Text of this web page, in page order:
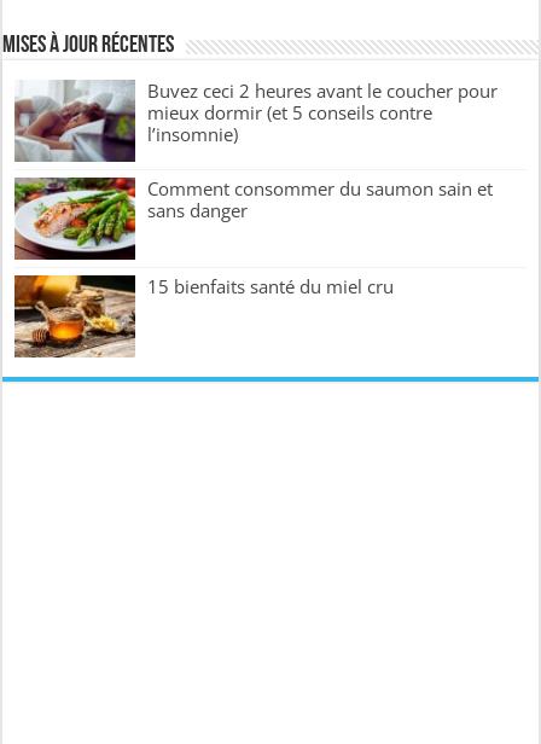
Mises à jour récentes
Buvez ceci 2 heures avant le coucher pour
mieux dormir (et 5 conseils contre
l’insomnie)
Comment consommer du saumon sain et
sans danger
15 bienfaits santé du miel cru